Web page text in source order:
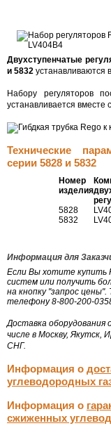
Двухступенчатые
и 5832 устанавливаются
Набору регуляторов
устанавливается вместе
Технические
серии 5828 и 5832
Номер
изделия
5828
5832
Информация для
Если Вы хотите купить
систем или получить
на кнопку "запрос
телефону 8-800-200-
Доставка оборудования
числе в Москву, Якутск,
СНГ.
Информация о
углеводородных
Информация о
сжиженных